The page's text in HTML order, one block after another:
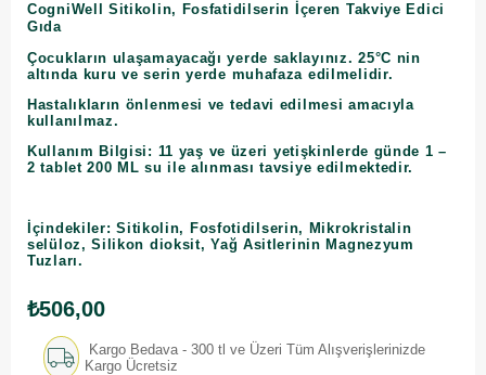
CogniWell Sitikolin, Fosfatidilserin İçeren Takviye Edici
Gıda
Çocukların ulaşamayacağı yerde saklayınız. 25°C nin
altında kuru ve serin yerde muhafaza edilmelidir.
Hastalıkların önlenmesi ve tedavi edilmesi amacıyla
kullanılmaz.
Kullanım Bilgisi: 11 yaş ve üzeri yetişkinlerde günde 1 –
2 tablet 200 ML su ile alınması tavsiye edilmektedir.
İçindekiler: Sitikolin, Fosfotidilserin, Mikrokristalin
selüloz, Silikon dioksit, Yağ Asitlerinin Magnezyum
Tuzları.
₺506,00
Kargo Bedava - 300 tl ve Üzeri Tüm Alışverişlerinizde
Kargo Ücretsiz